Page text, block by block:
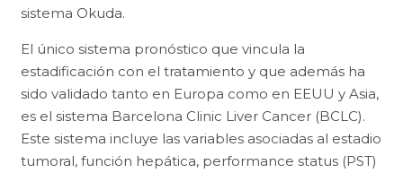
sistema Okuda.
El único sistema pronóstico que vincula la
estadificación con el tratamiento y que además ha
sido validado tanto en Europa como en EEUU y Asia,
es el sistema Barcelona Clinic Liver Cancer (BCLC).
Este sistema incluye las variables asociadas al estadio
tumoral, función hepática, performance status (PST)